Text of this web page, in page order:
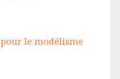
le modélisme